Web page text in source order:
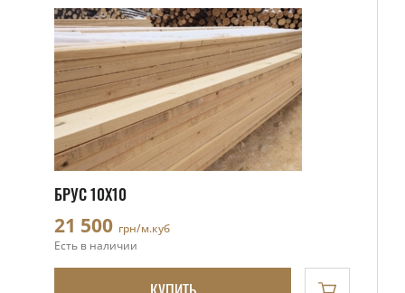
БРУС 10Х10
21 500 грн/м.куб
Есть в наличии